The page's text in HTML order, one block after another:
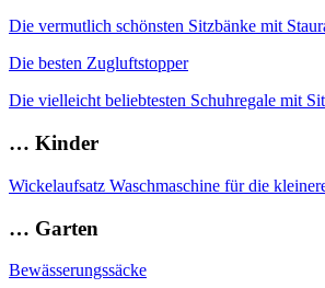
Die vermutlich schönsten Sitzbänke mit
Die besten Zugluftstopper
Die vielleicht beliebtesten Schuhregale mit
… Kinder
Wickelaufsatz Waschmaschine für die
… Garten
Bewässerungssäcke